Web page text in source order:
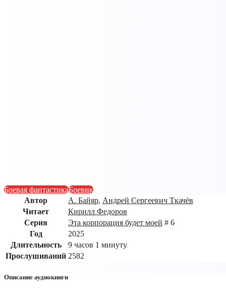
Боевая фантастикаБоевик
Автор
А. Байяр, Андрей Сергеевич Ткачёв
Читает
Кирилл Федоров
Серия
Эта корпорация будет моей # 6
Год
2025
Длительность
9 часов 1 минуту
Прослушиваний 2582
Описание аудиокниги